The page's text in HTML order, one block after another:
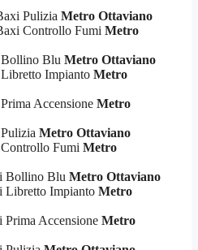
Pulizia Metro Ottaviano
Controllo Fumi Metro
Blu Metro Ottaviano
Impianto Metro
Accensione Metro
Metro Ottaviano
Fumi Metro
Bollino Blu Metro Ottaviano
Libretto Impianto Metro
Prima Accensione Metro